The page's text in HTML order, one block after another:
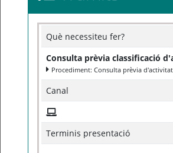
Què necessiteu fer?
Consulta prèvia classificació
Procediment: Consulta prèvia
Canal
Terminis presentació